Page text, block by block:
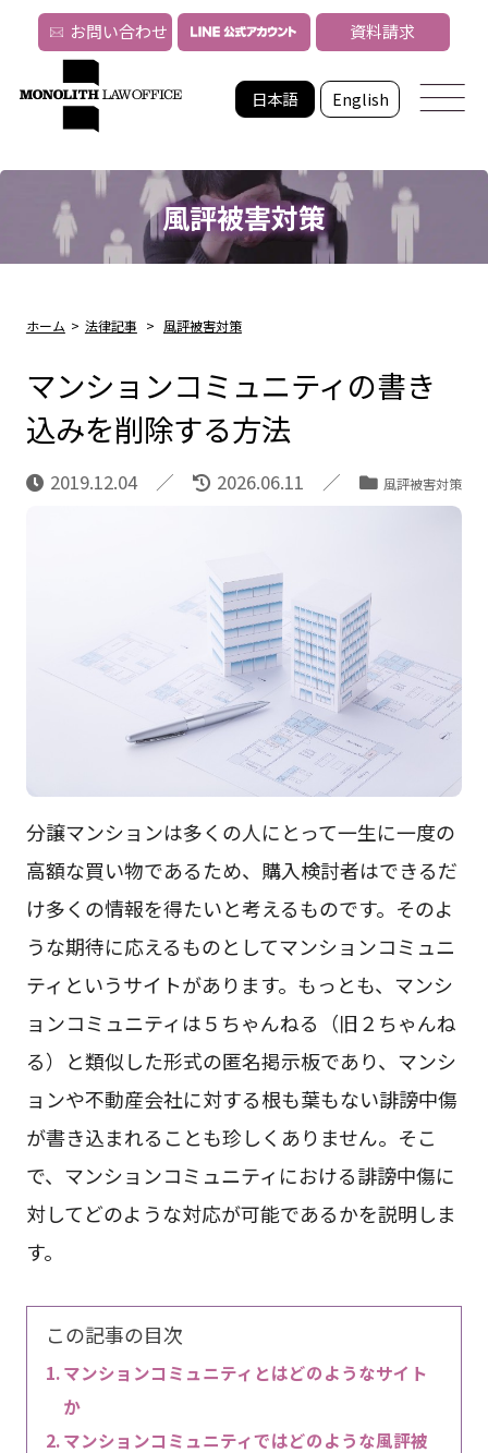
日本語 English
お問い合わせ 資料請求
風評被害対策
ホーム > 法律記事 > 風評被害対策
マンションコミュニティの書き
込みを削除する方法
2019.12.04 2026.06.11 風評被害対策
分譲マンションは多くの人にとって一生に一度の
高額な買い物であるため、購入検討者はできるだ
け多くの情報を得たいと考えるものです。そのよ
うな期待に応えるものとしてマンションコミュニ
ティというサイトがあります。もっとも、マンシ
ョンコミュニティは５ちゃんねる（旧２ちゃんね
る）と類似した形式の匿名掲示板であり、マンシ
ョンや不動産会社に対する根も葉もない誹謗中傷
が書き込まれることも珍しくありません。そこ
で、マンションコミュニティにおける誹謗中傷に
対してどのような対応が可能であるかを説明しま
す。
この記事の目次
マンションコミュニティとはどのようなサイト
か
マンションコミュニティではどのような風評被